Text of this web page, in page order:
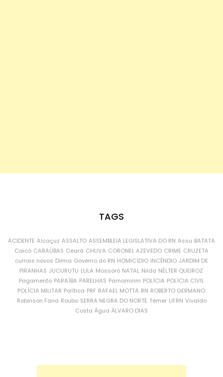
TAGS
ACIDENTE Alcaçuz ASSALTO ASSEMBLEIA LEGISLATIVA DO RN Assu BATATA
Caicó CARAÚBAS Ceará CHUVA CORONEL AZEVEDO CRIME CRUZETA
currais novos Dilma Governo do RN HOMICÍDIO INCÊNDIO JARDIM DE
PIRANHAS JUCURUTU LULA Mossoró NATAL Nilda NÉLTER QUEIROZ
Pagamento PARAÍBA PARELHAS Parnamirim POLÍCIA POLÍCIA CIVIL
POLÍCIA MILITAR Política PRF RAFAEL MOTTA RN ROBERTO GERMANO
Robinson Faria Roubo SERRA NEGRA DO NORTE Temer UFRN Vivaldo
Costa Água ÁLVARO DIAS